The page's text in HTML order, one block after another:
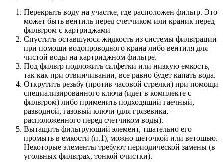
Перекрыть воду на участке, где расположен фильтр. Это
может быть вентиль перед счетчиком или краник перед
фильтром с картриджами.
Спустить оставшуюся жидкость из системы фильтрации
при помощи водопроводного крана либо вентиля для
чистой воды на картриджном фильтре.
Под фильтр подложить салфетки или низкую емкость,
так как при отвинчивании, все равно будет капать вода.
Открутить резьбу (против часовой стрелки) при помощи
специализированного ключа (идет в комплекте с
фильтром) либо применить подходящий гаечный,
разводной, газовый ключи (для грязевика,
расположенного перед счетчиком воды).
Вытащить фильтрующий элемент, тщательно его
промыть в емкости (п.1), можно щеточкой или ветошью.
Некоторые элементы требуют периодической замены (в
угольных фильтрах, тонкой очистки).